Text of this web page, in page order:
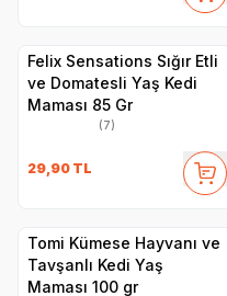
Felix Sensations Sığır Etli
ve Domatesli Yaş Kedi
Maması 85 Gr
(7)
29,90 TL
Tomi Kümese Hayvanı ve
Tavşanlı Kedi Yaş
Maması 100 gr